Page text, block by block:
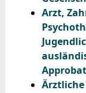
Arzt,